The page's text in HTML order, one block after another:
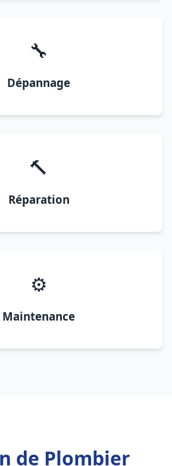
🔧
Dépannage
🔨
Réparation
⚙️
Maintenance
de Plombier